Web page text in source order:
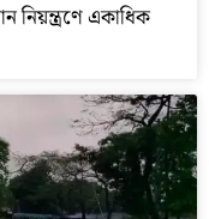
নিয়ন্ত্রণে একাধিক